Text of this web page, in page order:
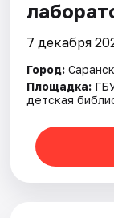
7 декабря
Город: Саранск
Площадка:
детская